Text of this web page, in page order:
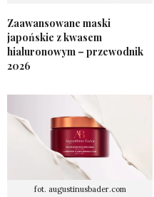
Zaawansowane maski
japońskie z kwasem
hialuronowym – przewodnik
2026
fot. augustinusbader.com